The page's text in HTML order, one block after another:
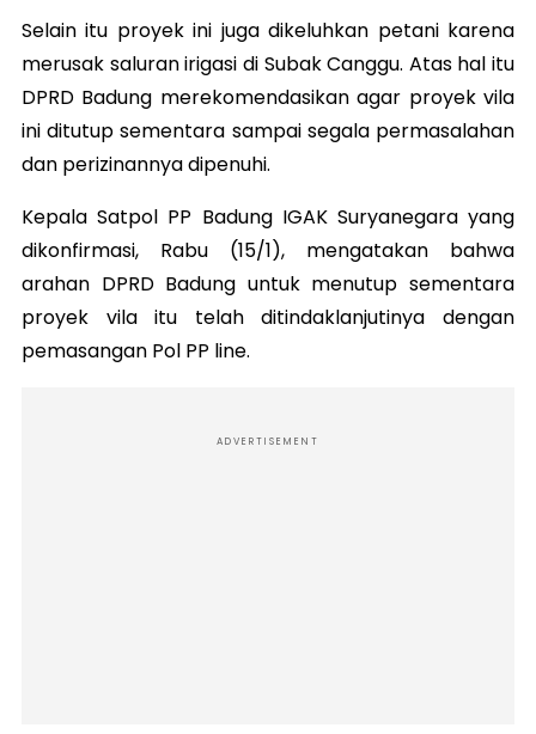
Selain itu proyek ini juga dikeluhkan petani karena
merusak saluran irigasi di Subak Canggu. Atas hal itu
DPRD Badung merekomendasikan agar proyek vila
ini ditutup sementara sampai segala permasalahan
dan perizinannya dipenuhi.
Kepala Satpol PP Badung IGAK Suryanegara yang
dikonfirmasi, Rabu (15/1), mengatakan bahwa
arahan DPRD Badung untuk menutup sementara
proyek vila itu telah ditindaklanjutinya dengan
pemasangan Pol PP line.
ADVERTISEMENT